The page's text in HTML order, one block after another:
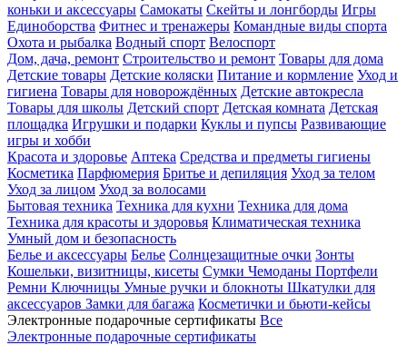
коньки и аксессуары Самокаты Скейты и лонгборды Игры
Единоборства Фитнес и тренажеры Командные виды спорта
Охота и рыбалка Водный спорт Велоспорт
Дом, дача, ремонт Строительство и ремонт Товары для дома
Детские товары Детские коляски Питание и кормление Уход и
гигиена Товары для новорождённых Детские автокресла
Товары для школы Детский спорт Детская комната Детская
площадка Игрушки и подарки Куклы и пупсы Развивающие
игры и хобби
Красота и здоровье Аптека Средства и предметы гигиены
Косметика Парфюмерия Бритье и депиляция Уход за телом
Уход за лицом Уход за волосами
Бытовая техника Техника для кухни Техника для дома
Техника для красоты и здоровья Климатическая техника
Умный дом и безопасность
Белье и аксессуары Белье Солнцезащитные очки Зонты
Кошельки, визитницы, кисеты Сумки Чемоданы Портфели
Ремни Ключницы Умные ручки и блокноты Шкатулки для
аксессуаров Замки для багажа Косметички и бьюти-кейсы
Электронные подарочные сертификаты Все
Электронные подарочные сертификаты